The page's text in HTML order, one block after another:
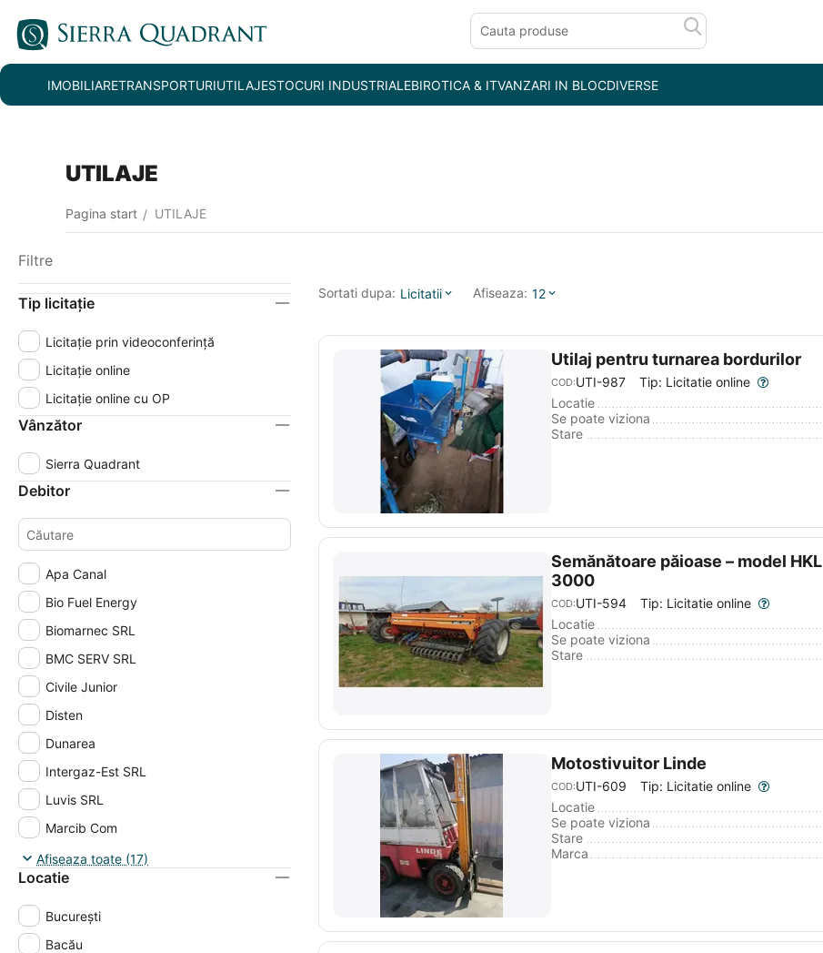
IMOBILIARETRANSPORTURIUTILAJESTOCURI INDUSTRIALEBIROTICA & ITVANZARI IN BLOCDIVERSE
UTILAJE
Pagina start / UTILAJE
Sortati dupa: Licitatii Afiseaza: 12
Utilaj pentru turnarea bordurilor
COD:UTI-987
Tip: Licitatie online
Locatie
Se poate viziona
Stare
Semănătoare păioase – model HKL
3000
COD:UTI-594
Tip: Licitatie online
Locatie
Se poate viziona
Stare
Motostivuitor Linde
COD:UTI-609
Tip: Licitatie online
Locatie
Se poate viziona
Stare
Marca
Filtre
Tip licitație
Licitație prin videoconferință
Licitație online
Licitație online cu OP
Vânzător
Sierra Quadrant
Debitor
Apa Canal
Bio Fuel Energy
Biomarnec SRL
BMC SERV SRL
Civile Junior
Disten
Dunarea
Intergaz-Est SRL
Luvis SRL
Marcib Com
Neo Fashion Comercial
Proms Concept Group
Sib Dress
SUINTEST SRL
Afiseaza toate (17)
Locatie
București
Bacău